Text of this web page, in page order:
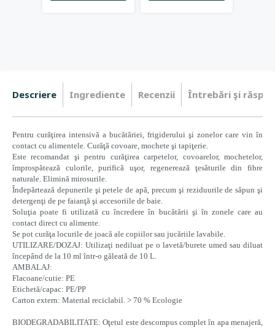
Descriere Ingrediente Recenzii Întrebări şi
Pentru curăţirea intensivă a bucătăriei, frigiderului şi zonelor care vin în
contact cu alimentele. Curăţă covoare, mochete şi tapiţerie.
Este recomandat şi pentru curăţirea carpetelor, covoarelor, mochetelor,
împrospătează culorile, purifică uşor, regenerează ţesăturile din fibre
naturale. Elimină mirosurile.
Îndepărtează depunerile şi petele de apă, precum şi reziduurile de săpun şi
detergenţi de pe faianţă şi accesoriile de baie.
Soluţia poate fi utilizată cu încredere în bucătării şi în zonele care au
contact direct cu alimente.
Se pot curăţa locurile de joacă ale copiilor sau jucăriile lavabile.
UTILIZARE/DOZAJ: Utilizaţi nediluat pe o lavetă/burete umed sau diluat
începând de la 10 ml într-o găleată de 10 L.
AMBALAJ:
Flacoane/cutie: PE
Etichetă/capac: PE/PP
Carton extern: Material reciclabil. > 70 % Ecologie
BIODEGRADABILITATE: Oţetul este descompus complet în apa menajeră,